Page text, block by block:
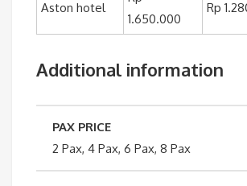
Aston hotel
1.650.000
Rp
Additional information
PAX PRICE
2 Pax, 4 Pax, 6 Pax, 8 Pax